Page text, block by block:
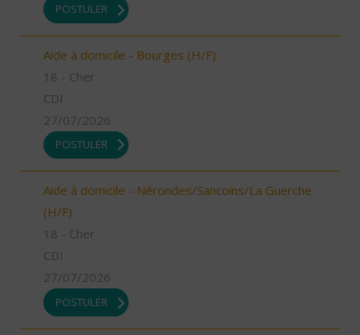
POSTULER
Aide à domicile - Bourges (H/F)
18 - Cher
CDI
27/07/2026
POSTULER
Aide à domicile - Nérondes/Sancoins/La Guerche
(H/F)
18 - Cher
CDI
27/07/2026
POSTULER